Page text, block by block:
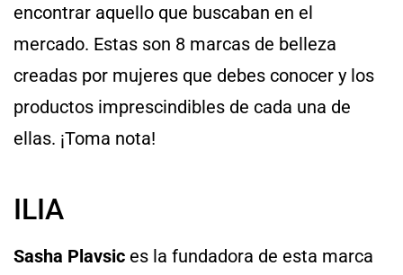
encontrar aquello que buscaban en el
mercado. Estas son 8 marcas de belleza
creadas por mujeres que debes conocer y los
productos imprescindibles de cada una de
ellas. ¡Toma nota!
ILIA
Sasha Plavsic es la fundadora de esta marca